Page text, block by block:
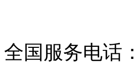
全国服务电话：